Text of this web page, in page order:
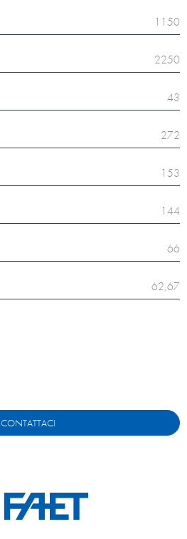
1150
2250
43
272
153
144
66
62,67
CONTATTACI